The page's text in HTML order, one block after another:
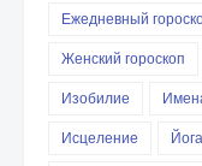
Ежедневный
Женский гороскоп
Изобилие
Исцеление
Йога